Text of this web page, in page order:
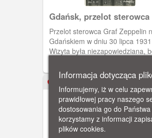
Gdańsk, przelot sterowca
Zeppelin
Przelot sterowca Graf Zeppelin
Gdańskiem w dniu 30 lipca
Wizyta była niezapowiedziana,
radiotelegraf. Wracał z wyprawy
rejonów podbiegunowych.
go po raz pierwszy o godz.
wieży Kościoła Mariackiego.
Informacja dotycząca
Informujemy, iż w celu
prawidłowej pracy naszego
dostosowania go do
korzystamy z informacji
plików cookies.